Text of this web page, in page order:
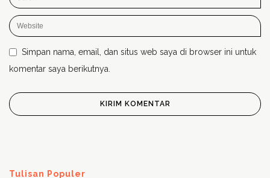
Simpan nama, email, dan situs web saya di browser ini untuk
komentar saya berikutnya.
Tulisan Populer